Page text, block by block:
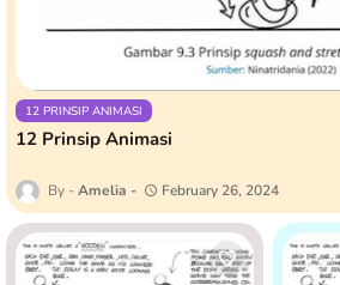
12 PRINSIP ANIMASI
12 Prinsip Animasi
Amelia February 26, 2024